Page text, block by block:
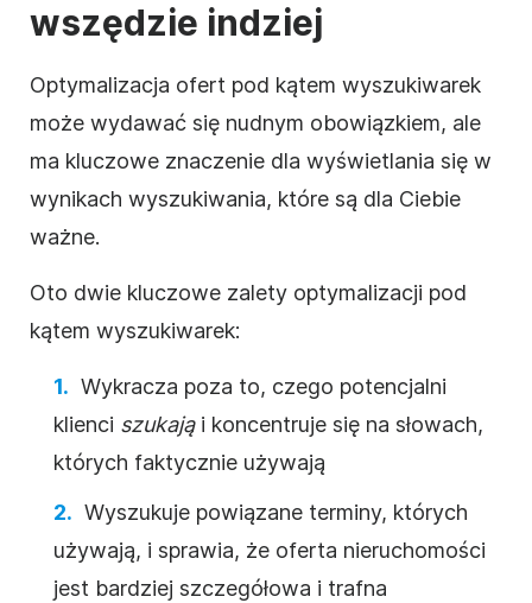
wszędzie indziej
Optymalizacja ofert pod kątem wyszukiwarek
może wydawać się nudnym obowiązkiem, ale
ma kluczowe znaczenie dla wyświetlania się w
wynikach wyszukiwania, które są dla Ciebie
ważne.
Oto dwie kluczowe zalety optymalizacji pod
kątem wyszukiwarek:
Wykracza poza to, czego potencjalni
klienci szukająi koncentruje się na słowach,
których faktycznie używają
Wyszukuje powiązane terminy, których
używają, i sprawia, że oferta nieruchomości
jest bardziej szczegółowa i trafna